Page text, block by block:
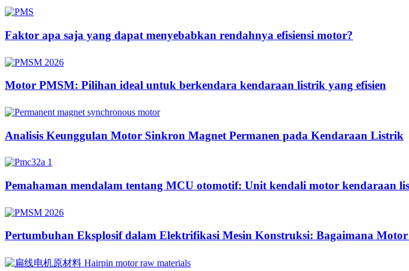
Faktor apa saja yang dapat menyebabkan rendahnya efisiensi motor?
Motor PMSM: Pilihan ideal untuk berkendara kendaraan listrik yang efisien
Analisis Keunggulan Motor Sinkron Magnet Permanen pada Kendaraan Listrik
Pemahaman mendalam tentang MCU otomotif: Unit kendali motor kendaraan
Pertumbuhan Eksplosif dalam Elektrifikasi Mesin Konstruksi: Bagaimana